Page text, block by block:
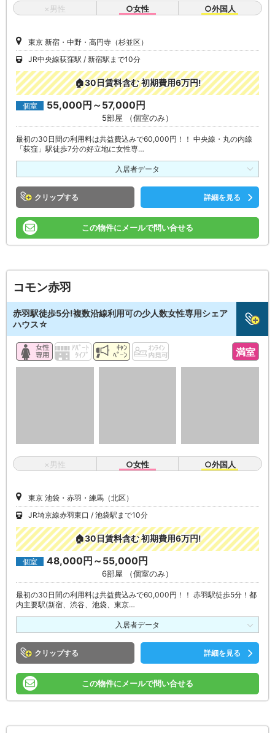
×男性 ○女性 ○外国人
東京 新宿・中野・高円寺（杉並区）
JR中央線荻窪駅
新宿駅まで10分
🏠30日賃料含む 初期費用6万円!
個室 55,000円～57,000円
5部屋 （個室のみ）
最初の30日間の利用料は共益費込みで60,000円！！ 中央線・丸の内線
「荻窪」駅徒歩7分の好立地に女性専…
入居者データ
クリップ 詳細を見る
この物件にメールで問い合せる
コモン赤羽
赤羽駅徒歩5分!複数沿線利用可の少人数女性専用シェア
ハウス☆
満室
×男性 ○女性 ○外国人
東京 池袋・赤羽・練馬（北区）
JR埼京線赤羽東口
池袋駅まで10分
🏠30日賃料含む 初期費用6万円!
個室 48,000円～55,000円
6部屋 （個室のみ）
最初の30日間の利用料は共益費込みで60,000円！！ 赤羽駅徒歩5分！都
内主要駅(新宿、渋谷、池袋、東京…
入居者データ
クリップ 詳細を見る
この物件にメールで問い合せる